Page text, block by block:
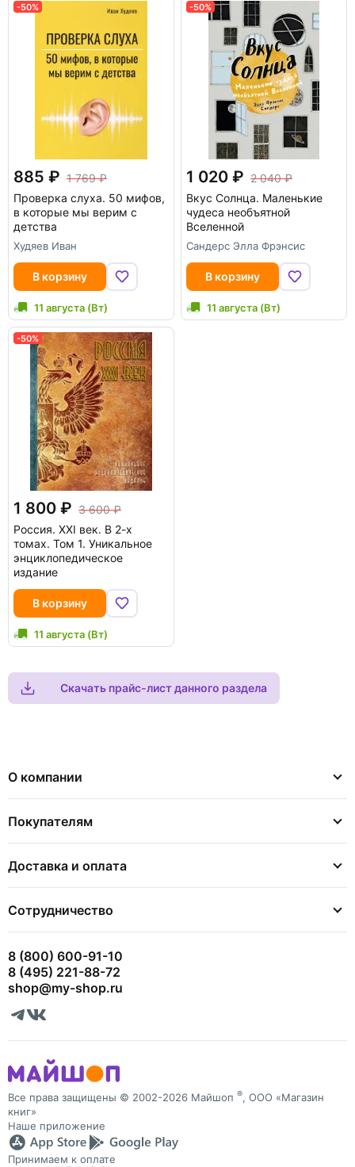
-50%
885
1 769
Проверка слуха. 50 мифов,
в которые мы верим с
детства
Худяев Иван
В корзину
11 августа (Вт)
-50%
1 020
2 040
Вкус Солнца. Маленькие
чудеса необъятной
Вселенной
Сандерс Элла Фрэнсис
В корзину
11 августа (Вт)
-50%
1 800
3 600
Россия. XXI век. В 2-х
томах. Том 1. Уникальное
энциклопедическое
издание
В корзину
11 августа (Вт)
Скачать прайс-лист данного раздела
О компании
Покупателям
Доставка и оплата
Сотрудничество
8 (800) 600-91-10
8 (495) 221-88-72
shop@my-shop.ru
Все права защищены © 2002-2026 Майшоп ®, ООО «Магазин
книг»
Наше приложение
Принимаем к оплате